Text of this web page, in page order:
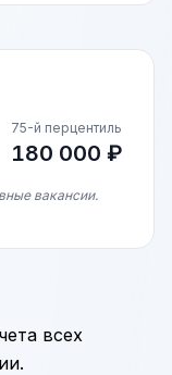
75-й перцентиль
180 000 ₽
вакансии.
всех